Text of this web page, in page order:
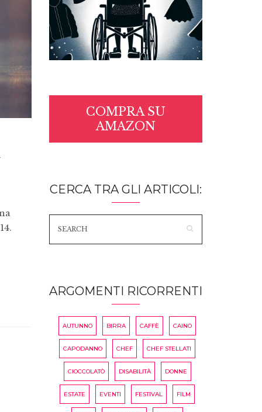
COMPRA SU
AMAZON
CERCA TRA GLI ARTICOLI:
ARGOMENTI RICORRENTI
AUTUNNO BIRRA CAFFÈ CAINO
CAPODANNO CHEF CHEF STELLATI
CIOCCOLATÒ DISABILITÀ DONNE
ESTATE EVENTI FESTIVAL FILM